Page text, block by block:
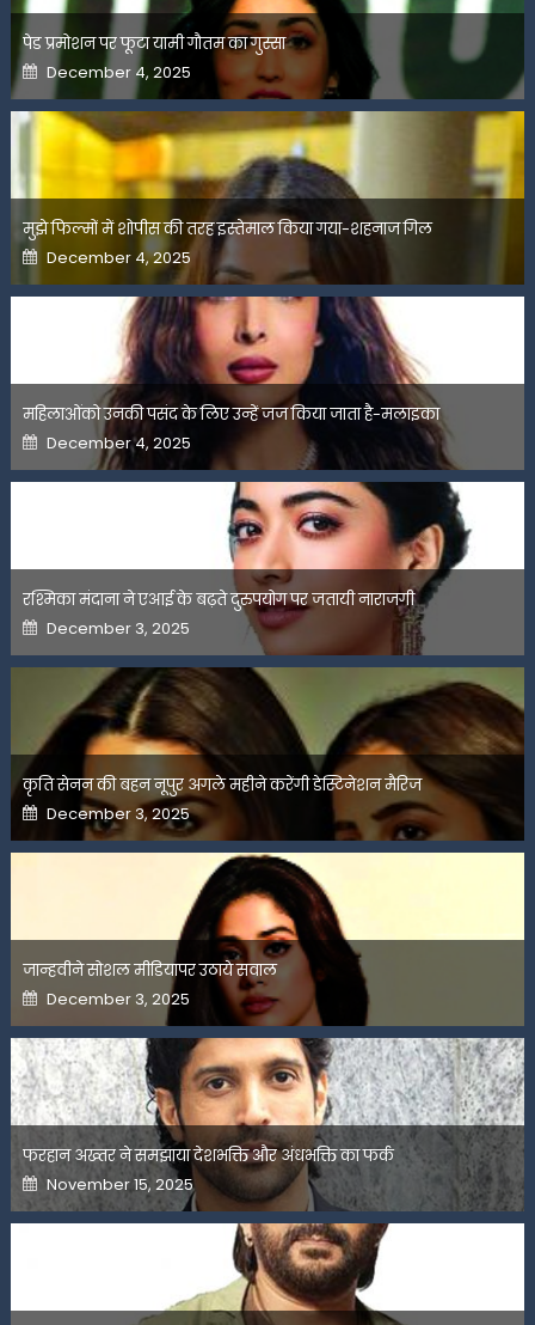
पेड प्रमोशन पर फूटा यामी गौतम का गुस्सा
Posted
on
December 4, 2025
मुझे फिल्मों में शोपीस की तरह इस्तेमाल किया गया-शहनाज गिल
Posted
on
December 4, 2025
महिलाओंको उनकी पसंद के लिए उन्हें जज किया जाता है-मलाइका
Posted
on
December 4, 2025
रश्मिका मंदाना ने एआई के बढ़ते दुरुपयोग पर जतायी नाराजगी
Posted
on
December 3, 2025
कृति सेनन की बहन नूपुर अगले महीने करेंगी डेस्टिनेशन मैरिज
Posted
on
December 3, 2025
जान्हवीने सोशल मीडियापर उठाये सवाल
Posted
on
December 3, 2025
फरहान अख्तर ने समझाया देशभक्ति और अंधभक्ति का फर्क
Posted
on
November 15, 2025